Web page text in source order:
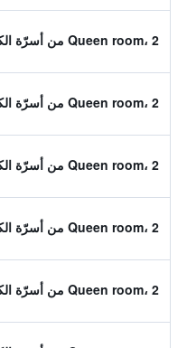
Queen room، 2 من أسرّة الكوين
Queen room، 2 من أسرّة الكوين
Queen room، 2 من أسرّة الكوين
Queen room، 2 من أسرّة الكوين
Queen room، 2 من أسرّة الكوين